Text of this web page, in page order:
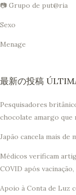
📷 Grupo de put@ria
Sexo
Menage
最新の投稿
Pesquisadores
chocolate amargo que
Japão cancela mais de
Médicos verificam
COVID após
Apoio à Conta de Luz